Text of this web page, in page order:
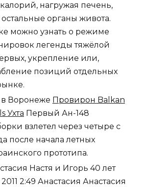
нагружая печень,
органы живота.
можно узнать о режиме
легенды тяжёлой
укрепление или,
позиций отдельных
в Воронеже Провирон Balkan
Ухта Первый Ан-148
взлетел через четыре с
после начала летных
прототипа.
Настя и Игорь 40 лет
2:49 Анастасия Анастасия